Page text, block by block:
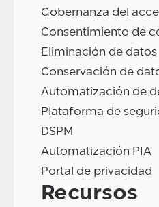
Gobernanza del
Consentimiento de
Eliminación de datos
Conservación de
Automatización de
Plataforma de
DSPM
Automatización PIA
Portal de privacidad
Recursos